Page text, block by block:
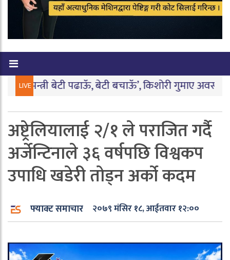
LIVE
बेटी पढाऊँ, बेटी बचाऊँ’, किशोरी गुमाए अवसर|बारामा
अष्ट्रेलियालाई २/१ ले पराजित गर्दै
अर्जेन्टिनाले ३६ वर्षपछि विश्वकप
उपाधि खडेरी तोड्न अर्को कदम
फ्याक्ट समाचार २०७९ मंसिर १८, आईतवार १२:००